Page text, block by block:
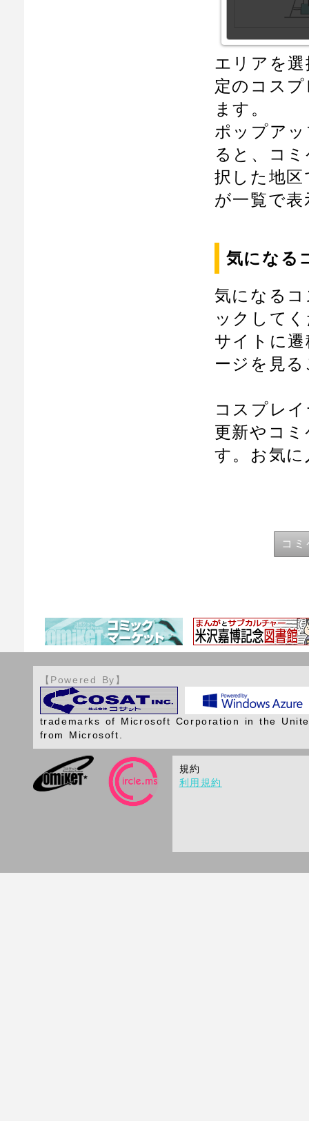
エリアを
定のコス
ます。
ポップア
ると、コ
択した地
が一覧で
気になる
気になる
ックして
サイトに
ージを見
コスプレ
更新やコ
す。お気
コ
【Powered By】
trademarks of Microsoft Corporation in the
from Microsoft.
規約
利用規約